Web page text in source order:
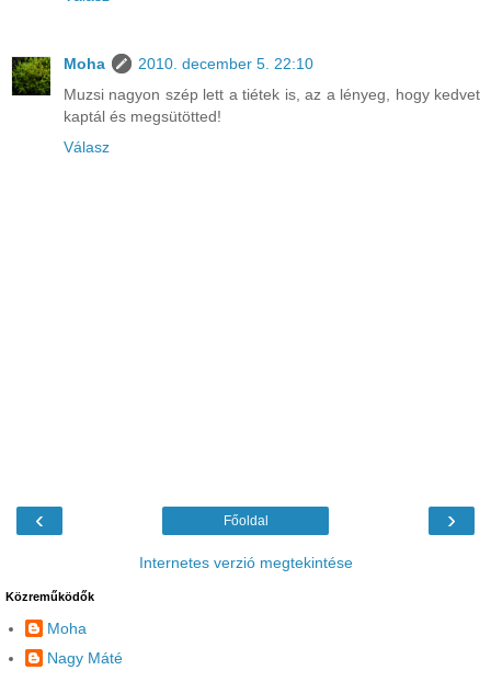
Moha
2010. december 5. 22:10
Muzsi nagyon szép lett a tiétek is, az a lényeg, hogy kedvet
kaptál és megsütötted!
Válasz
‹ ›
Főoldal
Internetes verzió megtekintése
Közreműködők
Moha
Nagy Máté